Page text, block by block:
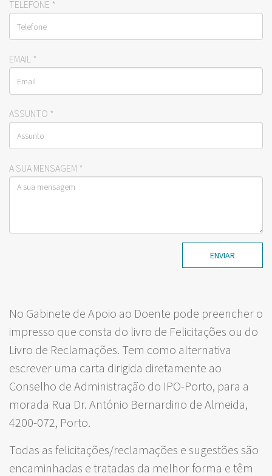
TELEFONE *
EMAIL *
ASSUNTO *
A SUA MENSAGEM *
No Gabinete de Apoio ao Doente pode preencher o
impresso que consta do livro de Felicitações ou do
Livro de Reclamações. Tem como alternativa
escrever uma carta dirigida diretamente ao
Conselho de Administração do IPO-Porto, para a
morada Rua Dr. António Bernardino de Almeida,
4200-072, Porto.
Todas as felicitações/reclamações e sugestões são
encaminhadas e tratadas da melhor forma e têm